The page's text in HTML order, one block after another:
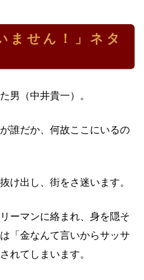
ません！」ネタ
男（中井貴一）。
誰だか、何故ここにいるの
け出し、街をさ迷います。
ーマンに絡まれ、身を隠そ
「金なんて言いからサッサ
れてしまいます。